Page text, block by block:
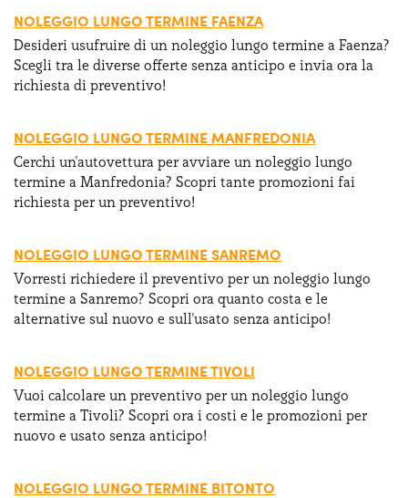
NOLEGGIO LUNGO TERMINE FAENZA
Desideri usufruire di un noleggio lungo termine a Faenza?
Scegli tra le diverse offerte senza anticipo e invia ora la
richiesta di preventivo!
NOLEGGIO LUNGO TERMINE MANFREDONIA
Cerchi un'autovettura per avviare un noleggio lungo
termine a Manfredonia? Scopri tante promozioni fai
richiesta per un preventivo!
NOLEGGIO LUNGO TERMINE SANREMO
Vorresti richiedere il preventivo per un noleggio lungo
termine a Sanremo? Scopri ora quanto costa e le
alternative sul nuovo e sull'usato senza anticipo!
NOLEGGIO LUNGO TERMINE TIVOLI
Vuoi calcolare un preventivo per un noleggio lungo
termine a Tivoli? Scopri ora i costi e le promozioni per
nuovo e usato senza anticipo!
NOLEGGIO LUNGO TERMINE BITONTO